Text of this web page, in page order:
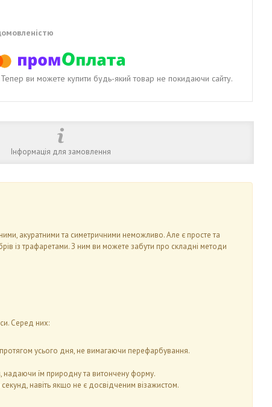
Тепер ви можете купити будь-який товар не покидаючи сайту.
Інформація для замовлення
акуратними та симетричними неможливо. Але є просте та
із трафаретами. З ним ви можете забути про складні методи
Серед них:
усього дня, не вимагаючи перефарбування.
надаючи їм природну та витончену форму.
навіть якщо не є досвідченим візажистом.